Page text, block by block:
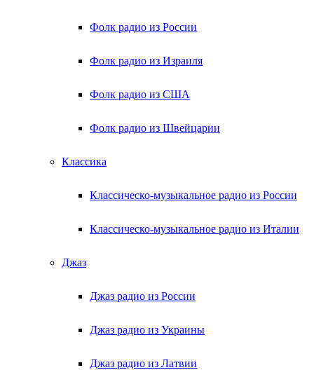
Фолк радио из России
Фолк радио из Израиля
Фолк радио из США
Фолк радио из Швейцарии
Классика
Классическо-музыкальное радио из России
Классическо-музыкальное радио из Италии
Джаз
Джаз радио из России
Джаз радио из Украины
Джаз радио из Латвии